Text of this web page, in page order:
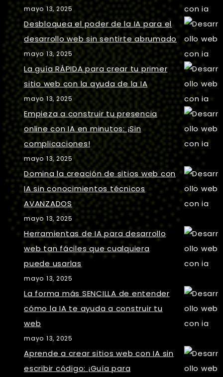
mayo 13, 2025
Desbloquea el poder de la IA para el
desarrollo web sin sentirte abrumado
mayo 13, 2025
La guía RÁPIDA para crear tu primer
sitio web con la ayuda de la IA
mayo 13, 2025
Empieza a construir tu presencia
online con IA en minutos: ¡Sin
complicaciones!
mayo 13, 2025
Domina la creación de sitios web con
IA sin conocimientos técnicos
AVANZADOS
mayo 13, 2025
Herramientas de IA para desarrollo
web tan fáciles que cualquiera
puede usarlas
mayo 13, 2025
La forma más SENCILLA de entender
cómo la IA te ayuda a construir tu
web
mayo 13, 2025
Aprende a crear sitios web con IA sin
escribir código: ¡Guía para